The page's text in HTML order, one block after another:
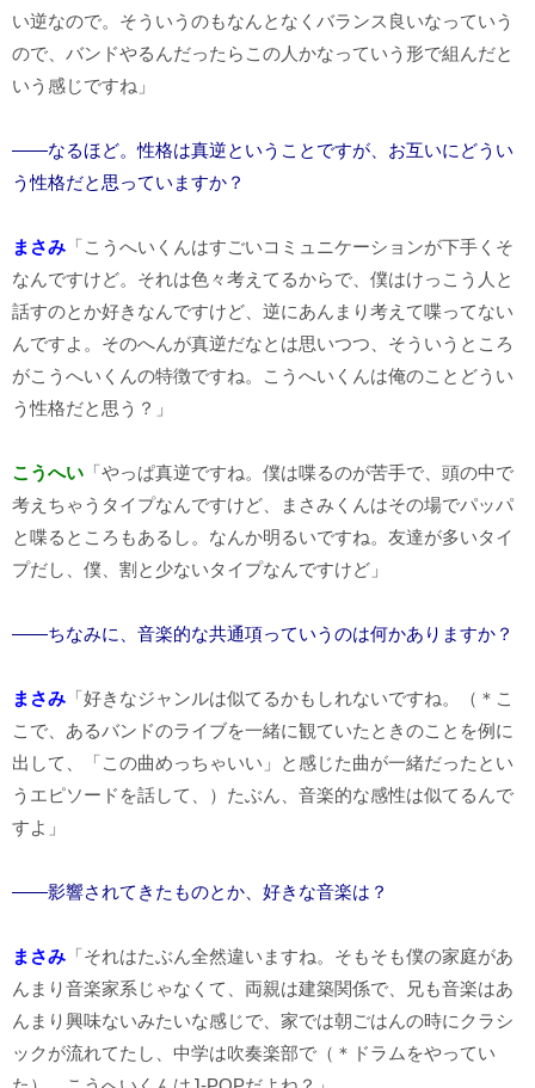
い逆なので。そういうのもなんとなくバランス良いなっていう
ので、バンドやるんだったらこの人かなっていう形で組んだと
いう感じですね」
――なるほど。性格は真逆ということですが、お互いにどうい
う性格だと思っていますか？
まさみ 「こうへいくんはすごいコミュニケーションが下手くそ
なんですけど。それは色々考えてるからで、僕はけっこう人と
話すのとか好きなんですけど、逆にあんまり考えて喋ってない
んですよ。そのへんが真逆だなとは思いつつ、そういうところ
がこうへいくんの特徴ですね。こうへいくんは俺のことどうい
う性格だと思う？」
こうへい 「やっぱ真逆ですね。僕は喋るのが苦手で、頭の中で
考えちゃうタイプなんですけど、まさみくんはその場でパッパ
と喋るところもあるし。なんか明るいですね。友達が多いタイ
プだし、僕、割と少ないタイプなんですけど」
――ちなみに、音楽的な共通項っていうのは何かありますか？
まさみ 「好きなジャンルは似てるかもしれないですね。（＊こ
こで、あるバンドのライブを一緒に観ていたときのことを例に
出して、「この曲めっちゃいい」と感じた曲が一緒だったとい
うエピソードを話して、）たぶん、音楽的な感性は似てるんで
すよ」
――影響されてきたものとか、好きな音楽は？
まさみ 「それはたぶん全然違いますね。そもそも僕の家庭があ
んまり音楽家系じゃなくて、両親は建築関係で、兄も音楽はあ
んまり興味ないみたいな感じで、家では朝ごはんの時にクラシ
ックが流れてたし、中学は吹奏楽部で（＊ドラムをやってい